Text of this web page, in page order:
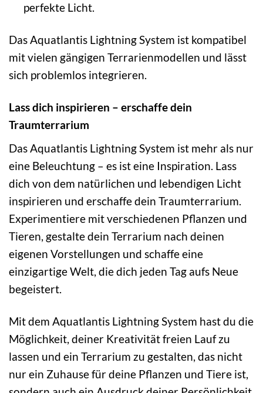
perfekte Licht.
Das Aquatlantis Lightning System ist kompatibel
mit vielen gängigen Terrarienmodellen und lässt
sich problemlos integrieren.
Lass dich inspirieren – erschaffe dein
Traumterrarium
Das Aquatlantis Lightning System ist mehr als nur
eine Beleuchtung – es ist eine Inspiration. Lass
dich von dem natürlichen und lebendigen Licht
inspirieren und erschaffe dein Traumterrarium.
Experimentiere mit verschiedenen Pflanzen und
Tieren, gestalte dein Terrarium nach deinen
eigenen Vorstellungen und schaffe eine
einzigartige Welt, die dich jeden Tag aufs Neue
begeistert.
Mit dem Aquatlantis Lightning System hast du die
Möglichkeit, deiner Kreativität freien Lauf zu
lassen und ein Terrarium zu gestalten, das nicht
nur ein Zuhause für deine Pflanzen und Tiere ist,